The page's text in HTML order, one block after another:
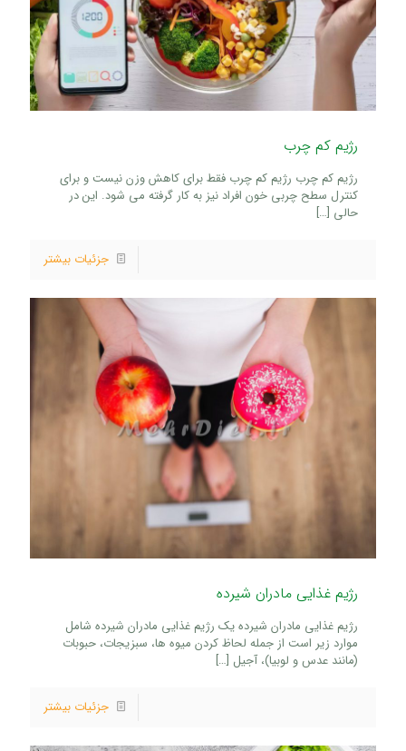
رژیم کم چرب
رژیم کم چرب رژیم کم چرب فقط برای کاهش وزن نیست و برای
کنترل سطح چربی خون افراد نیز به کار گرفته می شود. این در
حالی […]
جزئیات بیشتر
رژیم غذایی مادران شیرده
رژیم غذایی مادران شیرده یک رژیم غذایی مادران شیرده شامل
موارد زیر است از جمله لحاظ کردن میوه ها، سبزیجات، حبوبات
(مانند عدس و لوبیا)، آجیل […]
جزئیات بیشتر